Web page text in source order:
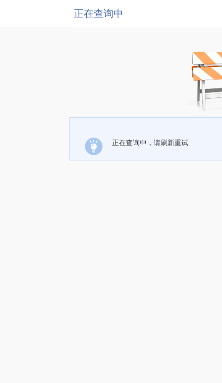
正在查询中
正在查询中，请刷新重试